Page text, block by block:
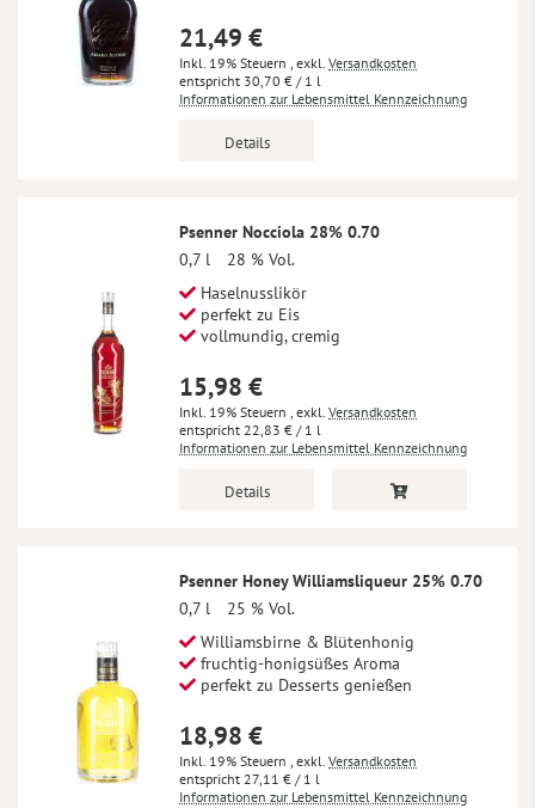
21,49 €
Inkl. 19% Steuern , exkl. Versandkosten
30,70 € / 1 l
Informationen zur Lebensmittel Kennzeichnung
Details
Psenner Nocciola 28% 0.70
0,7 l
28 % Vol.
Haselnusslikör
perfekt zu Eis
vollmundig, cremig
15,98 €
Inkl. 19% Steuern , exkl. Versandkosten
22,83 € / 1 l
Informationen zur Lebensmittel Kennzeichnung
Details
Psenner Honey Williamsliqueur 25% 0.70
0,7 l
25 % Vol.
Williamsbirne & Blütenhonig
fruchtig-honigsüßes Aroma
perfekt zu Desserts genießen
18,98 €
Inkl. 19% Steuern , exkl. Versandkosten
27,11 € / 1 l
Informationen zur Lebensmittel Kennzeichnung